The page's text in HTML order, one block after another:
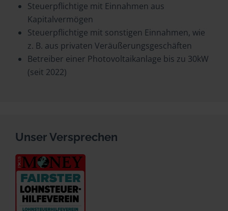
Steuerpflichtige mit Einnahmen aus
Kapitalvermögen
Steuerpflichtige mit sonstigen Einnahmen, wie
z. B. aus privaten Veräußerungsgeschäften
Betreiber einer Photovoltaikanlage bis zu 30kW
(seit 2022)
Unser Versprechen